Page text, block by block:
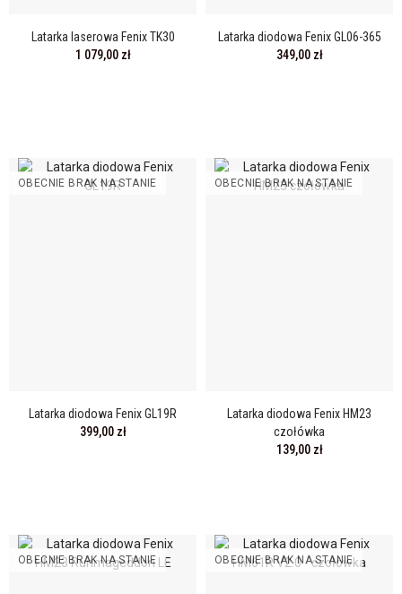
Latarka laserowa Fenix TK30
1 079,00 zł
Latarka diodowa Fenix GL06-365
349,00 zł
OBECNIE BRAK NA STANIE
Latarka diodowa Fenix GL19R
399,00 zł
OBECNIE BRAK NA STANIE
Latarka diodowa Fenix HM23
czołówka
139,00 zł
OBECNIE BRAK NA STANIE OBECNIE BRAK NA STANIE